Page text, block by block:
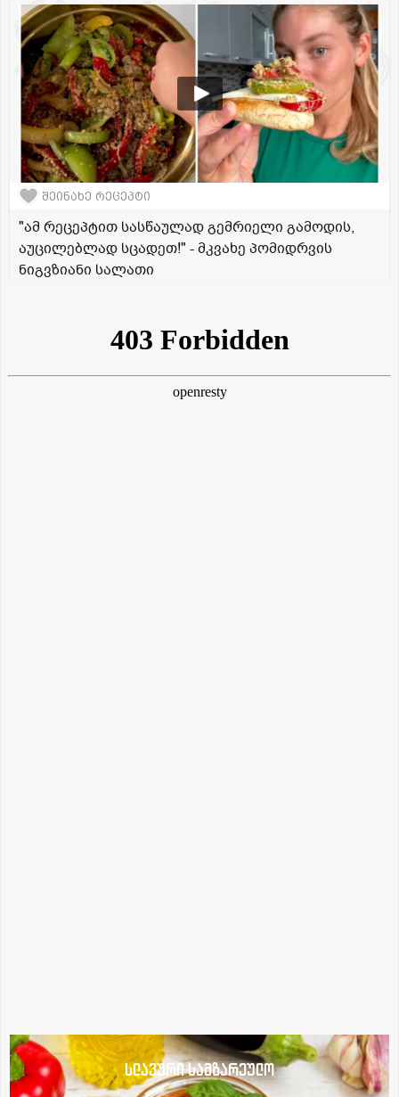
შეინახე რეცეპტი
"ამ რეცეპტით სასწაულად გემრიელი გამოდის,
აუცილებლად სცადეთ!" - მკვახე პომიდრვის
ნიგვზიანი სალათი
სლავური სამზარეულო